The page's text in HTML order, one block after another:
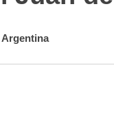
Argentina